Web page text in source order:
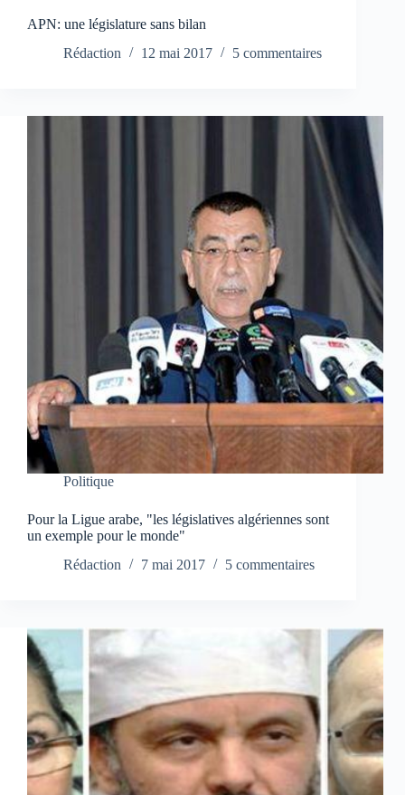
APN: une législature sans bilan
Rédaction
12 mai 2017 5 commentaires
Politique
Pour la Ligue arabe, "les législatives algériennes sont
un exemple pour le monde"
Rédaction
7 mai 2017 5 commentaires